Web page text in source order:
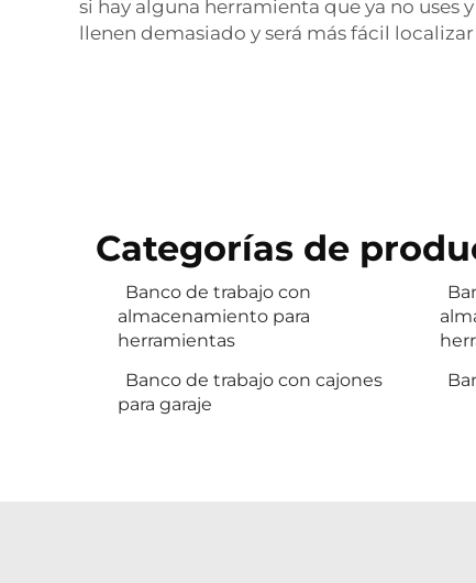
si hay alguna herramienta que ya no uses
llenen demasiado y será más fácil
Categorías de
Banco de trabajo con
almacenamiento para
herramientas
Banco de trabajo con cajones
para garaje